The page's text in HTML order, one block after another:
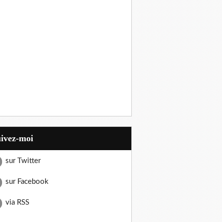
moi
sur Twitter
sur Facebook
via RSS